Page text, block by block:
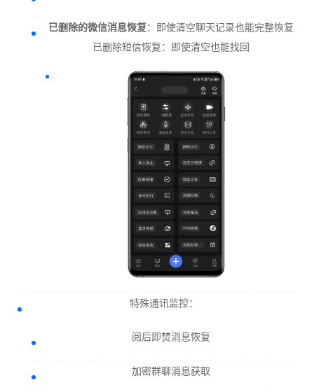
已删除的微信消息恢复：即使清空聊天记录也能完整恢复
已删除短信恢复：即使清空也能找回
特殊通讯监控：
阅后即焚消息恢复
加密群聊消息获取